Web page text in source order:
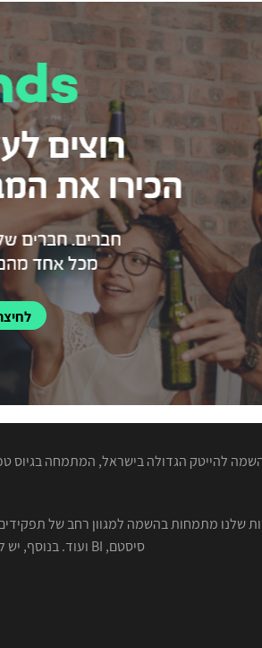
להייטק הגדולה בישראל, המתמחה בגיוס
סיסטם, BI ועוד. בנוסף, יש לנו מחלקות מיוחדות להשמה של בכירים ויוצאי יחידות.